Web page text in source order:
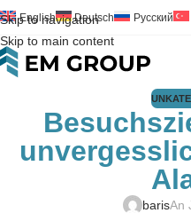
Skip to navigation
Skip to main content
English Deutsch Русский
barisAn